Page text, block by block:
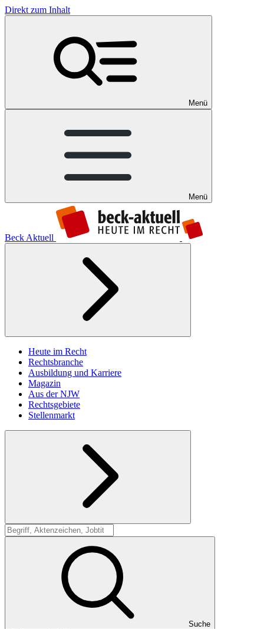
Direkt zum Inhalt
Menü
Menü
Beck Aktuell
Heute im Recht
Rechtsbranche
Ausbildung und Karriere
Magazin
Aus der NJW
Rechtsgebiete
Stellenmarkt
Suche
Suche